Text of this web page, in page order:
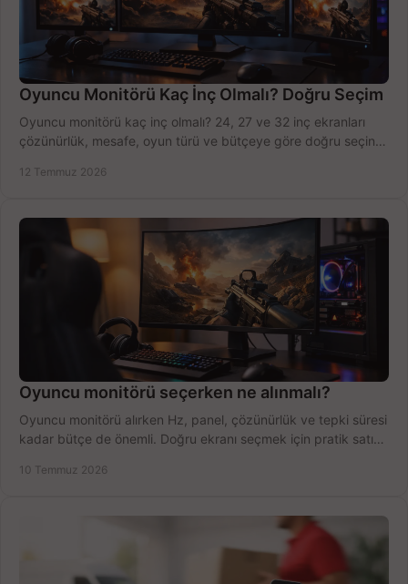
Oyuncu Monitörü Kaç İnç Olmalı? Doğru Seçim
Oyuncu monitörü kaç inç olmalı? 24, 27 ve 32 inç ekranları
çözünürlük, mesafe, oyun türü ve bütçeye göre doğru seçin,
12 Temmuz 2026
Oyuncu monitörü seçerken ne alınmalı?
Oyuncu monitörü alırken Hz, panel, çözünürlük ve tepki süresi
kadar bütçe de önemli. Doğru ekranı seçmek için pratik satın
10 Temmuz 2026